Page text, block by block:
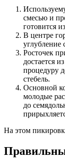
смесью и
готовится
В центре
углубление
Росточек
достается
процедуру
стебель.
Основной
молодые
до
На этом